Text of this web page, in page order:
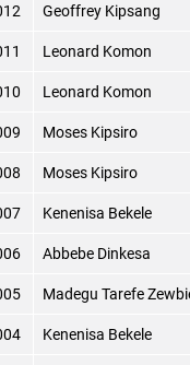
Geoffrey Kipsang
Leonard Komon
Leonard Komon
Moses Kipsiro
Moses Kipsiro
Kenenisa Bekele
Abbebe Dinkesa
Madegu Tarefe
Kenenisa Bekele